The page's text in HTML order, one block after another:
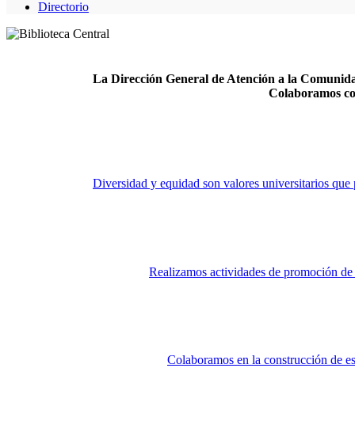
Directorio
La Dirección General de Atención a la
Colaboramos
Diversidad y equidad son valores universitarios que
Realizamos actividades de promoción
Colaboramos en la construcción de